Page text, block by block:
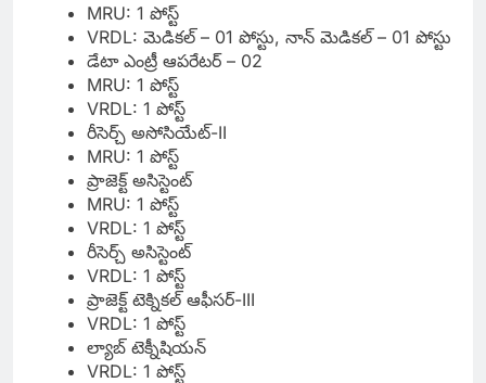
MRU: 1 పోస్ట్
VRDL: మెడికల్ – 01 పోస్టు, నాన్ మెడికల్ – 01 పోస్టు
డేటా ఎంట్రీ ఆపరేటర్ – 02
MRU: 1 పోస్ట్
VRDL: 1 పోస్ట్
రీసెర్చ్ అసోసియేట్-II
MRU: 1 పోస్ట్
ప్రాజెక్ట్ అసిస్టెంట్
MRU: 1 పోస్ట్
VRDL: 1 పోస్ట్
రీసెర్చ్ అసిస్టెంట్
VRDL: 1 పోస్ట్
ప్రాజెక్ట్ టెక్నికల్ ఆఫీసర్-III
VRDL: 1 పోస్ట్
ల్యాబ్ టెక్నీషియన్
VRDL: 1 పోస్ట్